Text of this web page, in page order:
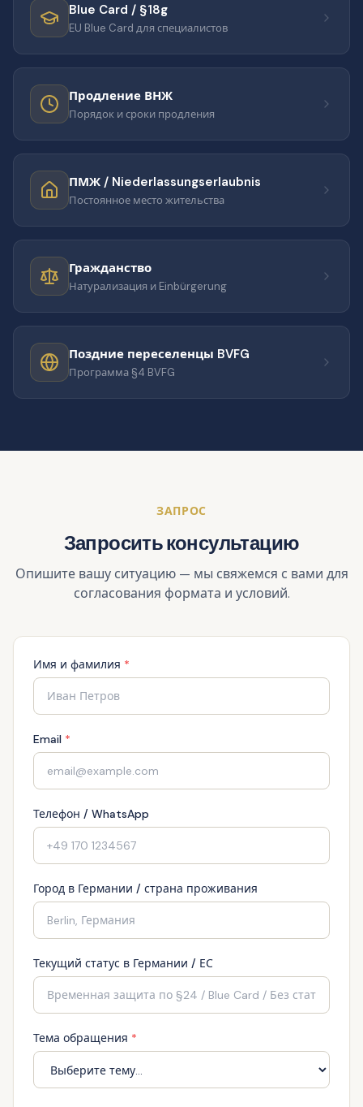
Blue Card / §18g
EU Blue Card для специалистов
Продление ВНЖ
Порядок и сроки продления
ПМЖ / Niederlassungserlaubnis
Постоянное место жительства
Гражданство
Натурализация и Einbürgerung
Поздние переселенцы BVFG
Программа §4 BVFG
ЗАПРОС
Запросить консультацию
Опишите вашу ситуацию — мы свяжемся с вами для
согласования формата и условий.
Имя и фамилия *
Email *
Телефон / WhatsApp
Город в Германии / страна проживания
Текущий статус в Германии / ЕС
Тема обращения *